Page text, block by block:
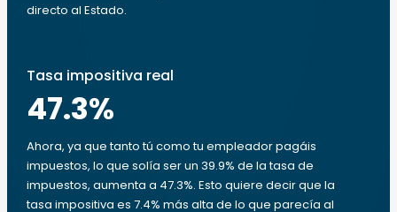
directo al Estado.
Tasa impositiva real
47.3%
Ahora, ya que tanto tú como tu empleador pagáis
impuestos, lo que solía ser un 39.9% de la tasa de
impuestos, aumenta a 47.3%. Esto quiere decir que la
tasa impositiva es 7.4% más alta de lo que parecía al